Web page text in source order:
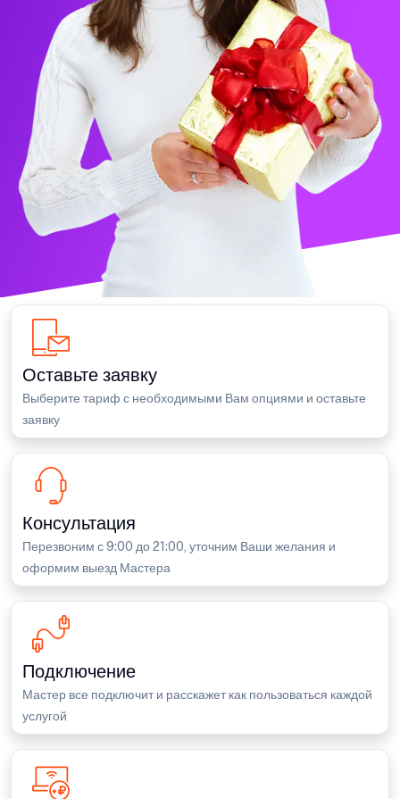
Оставьте заявку
Выберите тариф с необходимыми Вам опциями и оставьте
заявку
Консультация
Перезвоним с 9:00 до 21:00, уточним Ваши желания и
оформим выезд Мастера
Подключение
Мастер все подключит и расскажет как пользоваться каждой
услугой